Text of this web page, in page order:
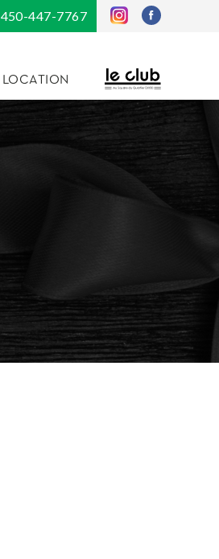
450-447-7767
LOCATION